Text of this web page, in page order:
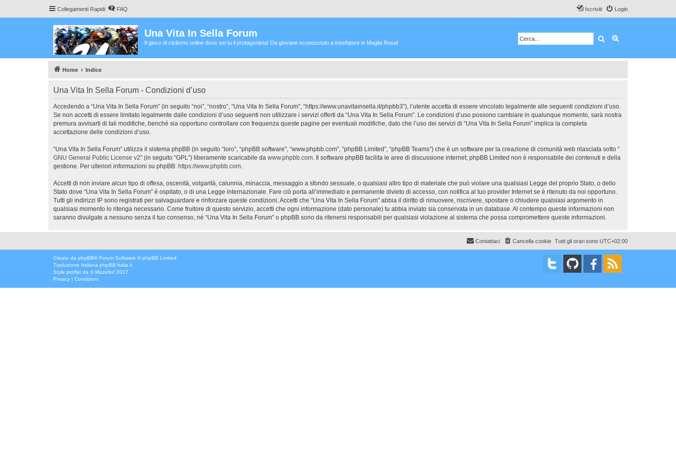
Collegamenti Rapidi FAQ Login
Iscriviti
Una Vita In Sella Forum
Il gioco di ciclismo online dove sei tu il protagonista! Da giovane sconosciuto a trionfatore in Maglia Rosa! Cerca
Home Indice
Una Vita In Sella Forum - Condizioni d’uso
Accedendo a “Una Vita In Sella Forum” (in seguito “noi”, “nostro”, “Una Vita In Sella Forum”, “https://www.unavitainsella.it/phpbb3”), l’utente accetta di essere vincolato legalmente alle seguenti condizioni d’uso.
Se non accetti di essere limitato legalmente dalle condizioni d’uso seguenti non utilizzare i servizi offerti da “Una Vita In Sella Forum”. Le condizioni d’uso possono cambiare in qualunque momento, sarà nostra
premura avvisarti di tali modifiche, benché sia opportuno controllare con frequenza queste pagine per eventuali modifiche, dato che l’uso dei servizi di “Una Vita In Sella Forum” implica la completa
accettazione delle condizioni d’uso.
“Una Vita In Sella Forum” utilizza il sistema phpBB (in seguito “loro”, “phpBB software”, “www.phpbb.com”, “phpBB Limited”, “phpBB Teams”) che è un software per la creazione di comunità web rilasciata sotto “
GNU General Public License v2” (in seguito “GPL”) liberamente scaricabile da www.phpbb.com. Il software phpBB facilita le aree di discussione internet; phpBB Limited non è responsabile dei contenuti e della
gestione. Per ulteriori informazioni su phpBB: https://www.phpbb.com.
Accetti di non inviare alcun tipo di offesa, oscenità, volgarità, calunnia, minaccia, messaggio a sfondo sessuale, o qualsiasi altro tipo di materiale che può violare una qualsiasi Legge del proprio Stato, o dello
Stato dove “Una Vita In Sella Forum” è ospitato, o di una Legge internazionale. Fare ciò porta all’immediato e permanente divieto di accesso, con notifica al tuo provider Internet se è ritenuto da noi opportuno.
Tutti gli indirizzi IP sono registrati per salvaguardare e rinforzare queste condizioni. Accetti che “Una Vita In Sella Forum” abbia il diritto di rimuovere, riscrivere, spostare o chiudere qualsiasi argomento in
qualsiasi momento lo ritenga necessario. Come fruitore di questo servizio, accetti che ogni informazione (dato personale) tu abbia inviato sia conservata in un database. Al contempo queste informazioni non
saranno divulgate a nessuno senza il tuo consenso, né “Una Vita In Sella Forum” o phpBB sono da ritenersi responsabili per qualsiasi violazione al sistema che possa compromettere queste informazioni.
Tutti gli orari sono UTC+02:00
Cancella cookie
Contattaci
Creato da phpBB® Forum Software © phpBB Limited
Traduzione Italiana phpBB-Italia.it
Style proflat da ©Mazeltof 2017
Privacy | Condizioni